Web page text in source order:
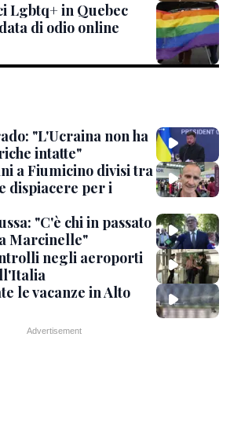
Lgbtq+ in Quebec
di odio online
"L'Ucraina non ha
intatte"
a Fiumicino divisi tra
dispiacere per i
"C'è chi in passato
Marcinelle"
negli aeroporti
le vacanze in Alto